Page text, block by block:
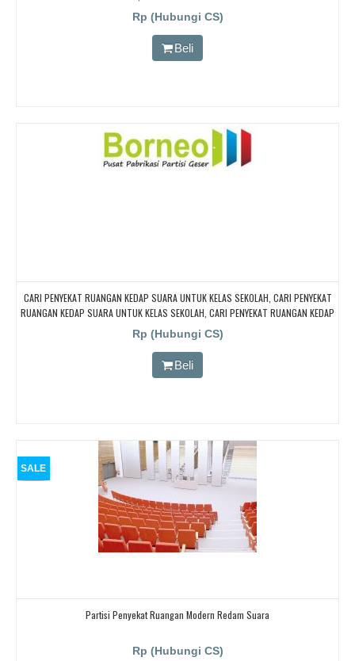
Rp (Hubungi CS)
Beli
CARI PENYEKAT RUANGAN KEDAP SUARA UNTUK KELAS SEKOLAH, CARI PENYEKAT
RUANGAN KEDAP SUARA UNTUK KELAS SEKOLAH, CARI PENYEKAT RUANGAN KEDAP
SUARA UNTUK KELAS SEKOLAH, CARI PENYEKAT RUANGAN KEDAP SUARA UNTUK
KELAS SEKOLAH, CARI PENYEKAT RUANGAN KEDAP SUARA UNTUK KELAS SEKOLAH
Rp (Hubungi CS)
Beli
SALE
Partisi Penyekat Ruangan Modern Redam Suara
Rp (Hubungi CS)